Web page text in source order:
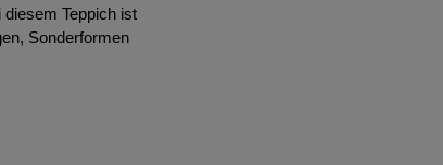
Teppich ist
Sonderformen